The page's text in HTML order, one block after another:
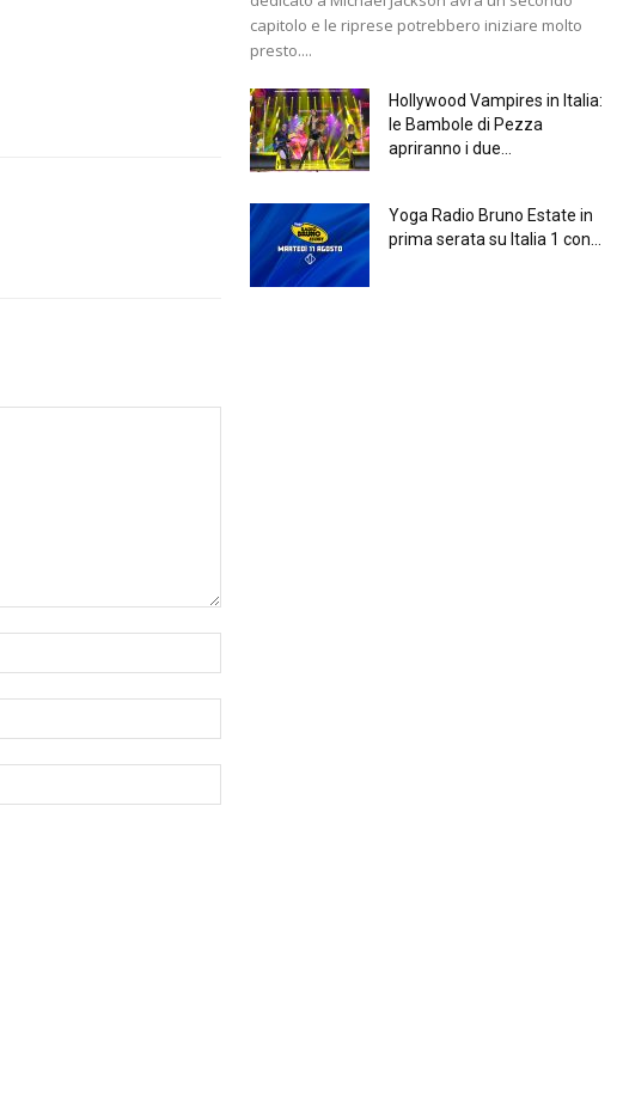
capitolo e le riprese potrebbero iniziare molto
presto....
Hollywood Vampires in Italia:
le Bambole di Pezza
apriranno i due...
Yoga Radio Bruno Estate in
prima serata su Italia 1 con...